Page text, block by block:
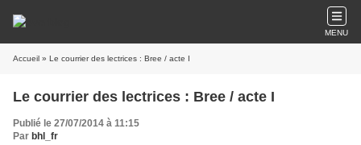
MENU
Accueil » Le courrier des lectrices : Bree / acte I
Le courrier des lectrices : Bree / acte I
Publié le 27/07/2014 à 11:15
Par bhl_fr